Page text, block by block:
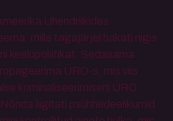
Ühendriikides
mille tagajärjel hakati riigis
keelupoliitikat. Sedasama
ÜRO-s, mis viis
kriminaliseerimiseni ÜRO
liigitati psühhedeelikumid